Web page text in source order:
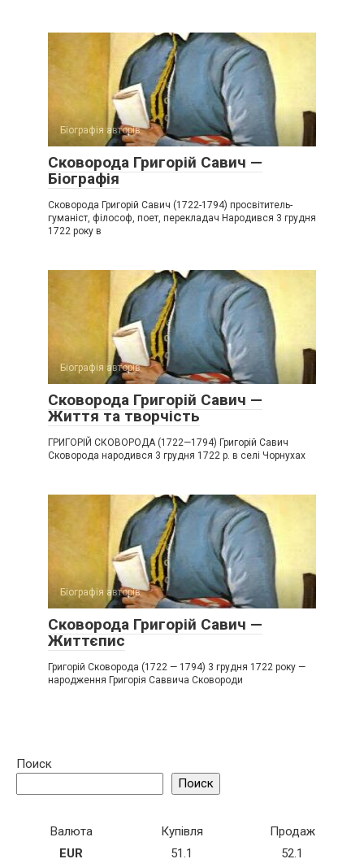
Біографія авторів
Сковорода Григорій Савич —
Біографія
Сковорода Григорій Савич (1722-1794) просвітитель-
гуманіст, філософ, поет, перекладач Народився 3 грудня
1722 року в
Біографія авторів
Сковорода Григорій Савич —
Життя та творчість
ГРИГОРІЙ СКОВОРОДА (1722—1794) Григорій Савич
Сковорода народився 3 грудня 1722 р. в селі Чорнухах
Біографія авторів
Сковорода Григорій Савич —
Життєпис
Григорій Сковорода (1722 — 1794) 3 грудня 1722 року —
народження Григорія Саввича Сковороди
Поиск
Поиск
Валюта Купівля
Продаж
EUR
51.1 52.1